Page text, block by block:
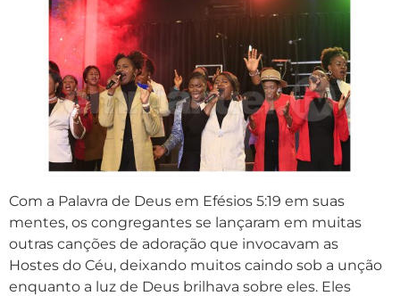
Com a Palavra de Deus em Efésios 5:19 em suas
mentes, os congregantes se lançaram em muitas
outras canções de adoração que invocavam as
Hostes do Céu, deixando muitos caindo sob a unção
enquanto a luz de Deus brilhava sobre eles. Eles